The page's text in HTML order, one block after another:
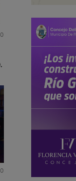
0
0